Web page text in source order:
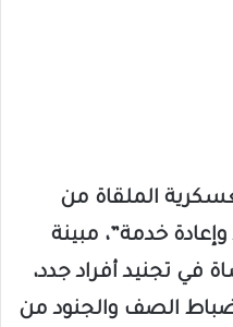
الملقاة من
خدمة”، مبينة
في تجنيد أفراد جدد،
الصف والجنود من